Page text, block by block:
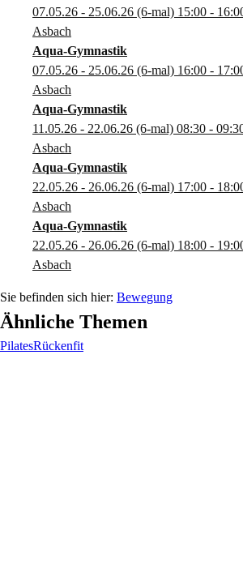
07.05.26 - 25.06.26 (6-mal) 15:00 -
Asbach
Aqua-Gymnastik
07.05.26 - 25.06.26 (6-mal) 16:00 -
Asbach
Aqua-Gymnastik
11.05.26 - 22.06.26 (6-mal) 08:30 -
Asbach
Aqua-Gymnastik
22.05.26 - 26.06.26 (6-mal) 17:00 -
Asbach
Aqua-Gymnastik
22.05.26 - 26.06.26 (6-mal) 18:00 -
Asbach
Bewegung
Ähnliche Themen
PilatesRückenfit